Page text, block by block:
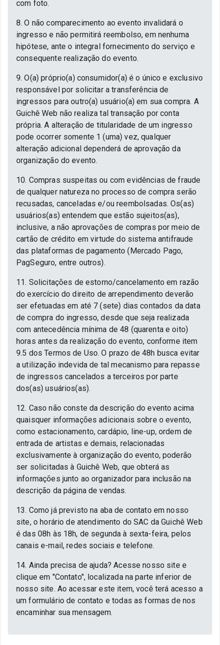
com foto.
8. O não comparecimento ao evento invalidará o
ingresso e não permitirá reembolso, em nenhuma
hipótese, ante o integral fornecimento do serviço e
consequente realização do evento.
9. O(a) próprio(a) consumidor(a) é o único e exclusivo
responsável por solicitar a transferência de
ingressos para outro(a) usuário(a) em sua compra. A
Guichê Web não realiza tal transação por conta
própria. A alteração de titularidade de um ingresso
pode ocorrer somente 1 (uma) vez, qualquer
alteração adicional dependerá de aprovação da
organização do evento.
10. Compras suspeitas ou com evidências de fraude
de qualquer natureza no processo de compra serão
recusadas, canceladas e/ou reembolsadas. Os(as)
usuários(as) entendem que estão sujeitos(as),
inclusive, a não aprovações de compras por meio de
cartão de crédito em virtude do sistema antifraude
das plataformas de pagamento (Mercado Pago,
PagSeguro, entre outros).
11. Solicitações de estorno/cancelamento em razão
do exercício do direito de arrependimento deverão
ser efetuadas em até 7 (sete) dias contados da data
de compra do ingresso, desde que seja realizada
com antecedência mínima de 48 (quarenta e oito)
horas antes da realização do evento, conforme item
9.5 dos Termos de Uso. O prazo de 48h busca evitar
a utilização indevida de tal mecanismo para repasse
de ingressos cancelados a terceiros por parte
dos(as) usuários(as).
12. Caso não conste da descrição do evento acima
quaisquer informações adicionais sobre o evento,
como estacionamento, cardápio, line-up, ordem de
entrada de artistas e demais, relacionadas
exclusivamente à organização do evento, poderão
ser solicitadas à Guichê Web, que obterá as
informações junto ao organizador para inclusão na
descrição da página de vendas.
13. Como já previsto na aba de contato em nosso
site, o horário de atendimento do SAC da Guichê Web
é das 08h às 18h, de segunda à sexta-feira, pelos
canais e-mail, redes sociais e telefone.
14. Ainda precisa de ajuda? Acesse nosso site e
clique em "Contato", localizada na parte inferior de
nosso site. Ao acessar este item, você terá acesso a
um formulário de contato e todas as formas de nos
encaminhar sua mensagem.